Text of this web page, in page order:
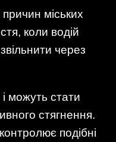
міських
коли водій
через
можуть стати
стягнення.
подібні